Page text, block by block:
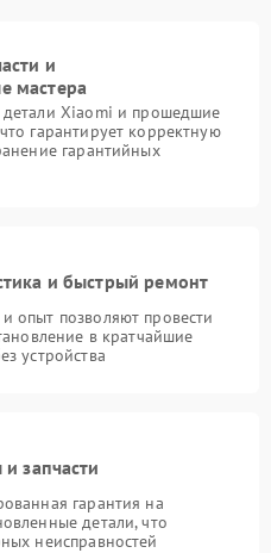
и
мастера
детали Xiaomi и прошедшие
гарантирует корректную
гарантийных
и быстрый ремонт
опыт позволяют провести
в кратчайшие
устройства
запчасти
гарантия на
детали, что
неисправностей